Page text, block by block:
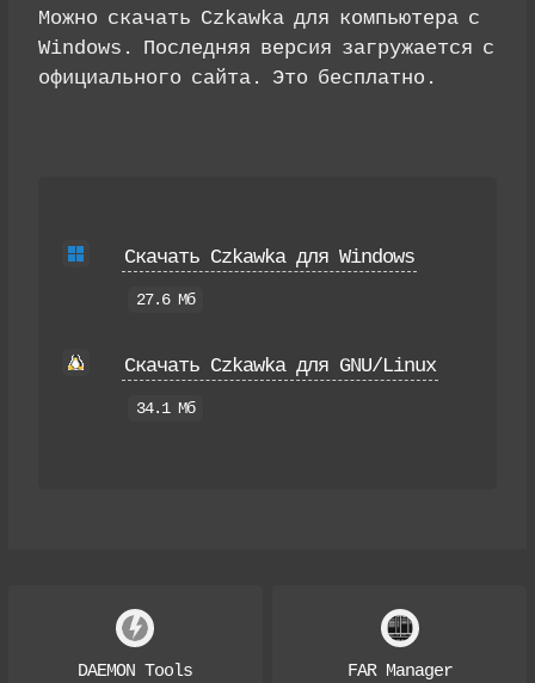
Можно скачать Czkawka для компьютера с
Windows. Последняя версия загружается с
официального сайта. Это бесплатно.
Скачать Czkawka для Windows
27.6 Мб
Скачать Czkawka для GNU/Linux
34.1 Мб
DAEMON Tools FAR Manager